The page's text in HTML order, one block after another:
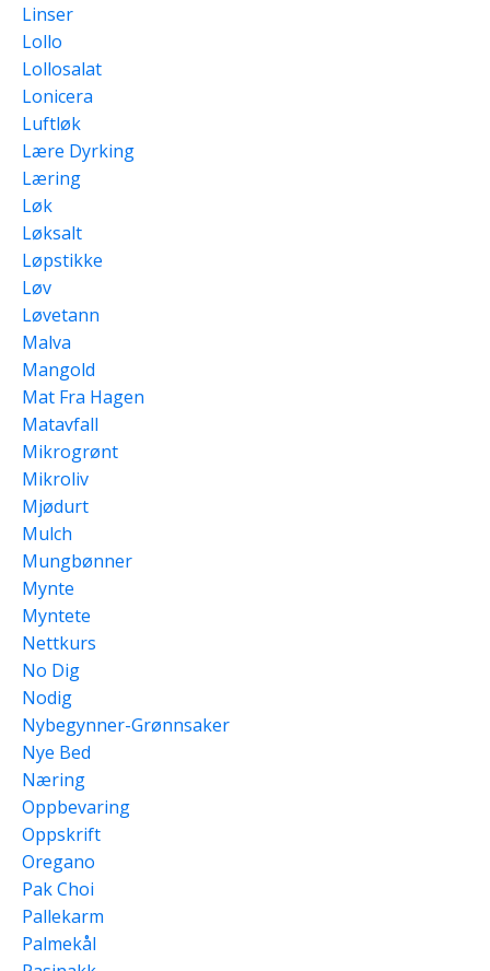
Linser
Lollo
Lollosalat
Lonicera
Luftløk
Lære Dyrking
Læring
Løk
Løksalt
Løpstikke
Løv
Løvetann
Malva
Mangold
Mat Fra Hagen
Matavfall
Mikrogrønt
Mikroliv
Mjødurt
Mulch
Mungbønner
Mynte
Myntete
Nettkurs
No Dig
Nodig
Nybegynner-Grønnsaker
Nye Bed
Næring
Oppbevaring
Oppskrift
Oregano
Pak Choi
Pallekarm
Palmekål